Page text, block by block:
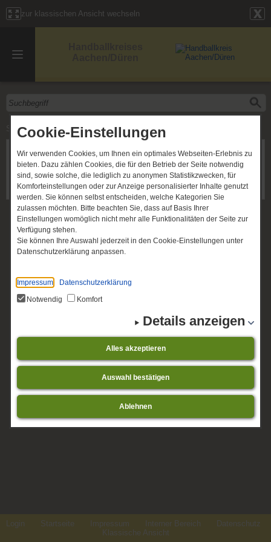
Cookie-Einstellungen
Wir verwenden Cookies, um Ihnen ein optimales Webseiten-Erlebnis zu
bieten. Dazu zählen Cookies, die für den Betrieb der Seite notwendig
sind, sowie solche, die lediglich zu anonymen Statistikzwecken, für
Komforteinstellungen oder zur Anzeige personalisierter Inhalte genutzt
werden. Sie können selbst entscheiden, welche Kategorien Sie
zulassen möchten. Bitte beachten Sie, dass auf Basis Ihrer
Einstellungen womöglich nicht mehr alle Funktionalitäten der Seite zur
Verfügung stehen.
Sie können Ihre Auswahl jederzeit in den Cookie-Einstellungen unter
Datenschutzerklärung anpassen.
Impressum
Datenschutzerklärung
Notwendig
Komfort
Details anzeigen
Alles akzeptieren
Auswahl bestätigen
Ablehnen
zur klassischen Ansicht wechseln
Start »Nachrichten » Nachrichtenarchiv
« früher August 2026
Keine Einträge gefunden.
Login Startseite Impressum Interner Bereich
Datenschutz
Klassische Ansicht